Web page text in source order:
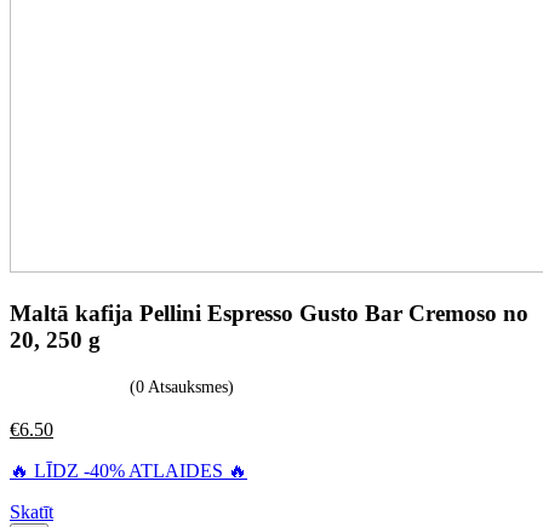
Maltā kafija Pellini Espresso Gusto Bar Cremoso no
20, 250 g
(0 Atsauksmes)
€6.50
🔥 LĪDZ -40% ATLAIDES 🔥
Skatīt